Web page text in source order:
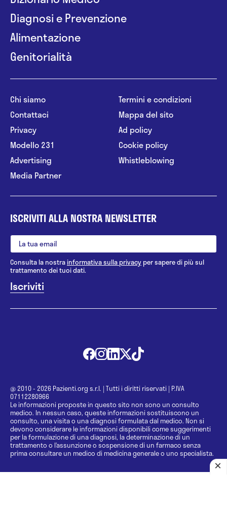
Diagnosi e Prevenzione
Alimentazione
Genitorialità
Chi siamo
Contattaci
Privacy
Modello 231
Advertising
Media Partner
Termini e condizioni
Mappa del sito
Ad policy
Cookie policy
Whistleblowing
ISCRIVITI ALLA NOSTRA NEWSLETTER
Consulta la nostrainformativa sulla privacy per sapere di più sul
trattamento dei tuoi dati.
@ 2010 - 2026 Pazienti.org s.r.l. | Tutti i diritti riservati | P.IVA
07112280966
Le informazioni proposte in questo sito non sono un consulto
medico. In nessun caso, queste informazioni sostituiscono un
consulto, una visita o una diagnosi formulata dal medico. Non si
devono considerare le informazioni disponibili come suggerimenti
per la formulazione di una diagnosi, la determinazione di un
trattamento o l’assunzione o sospensione di un farmaco senza
prima consultare un medico di medicina generale o uno specialista.